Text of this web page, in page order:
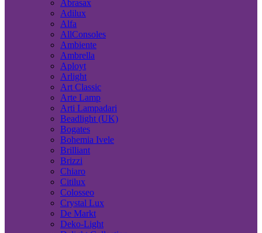
Abrasax
Adilux
Alfa
AllConsoles
Ambiente
Ambrella
Aployt
Arlight
Art Classic
Arte Lamp
Arti Lampadari
Beadlight (UK)
Bogates
Bohemia Ivele
Brilliant
Brizzi
Chiaro
Citilux
Colosseo
Crystal Lux
De Markt
Deko-Light